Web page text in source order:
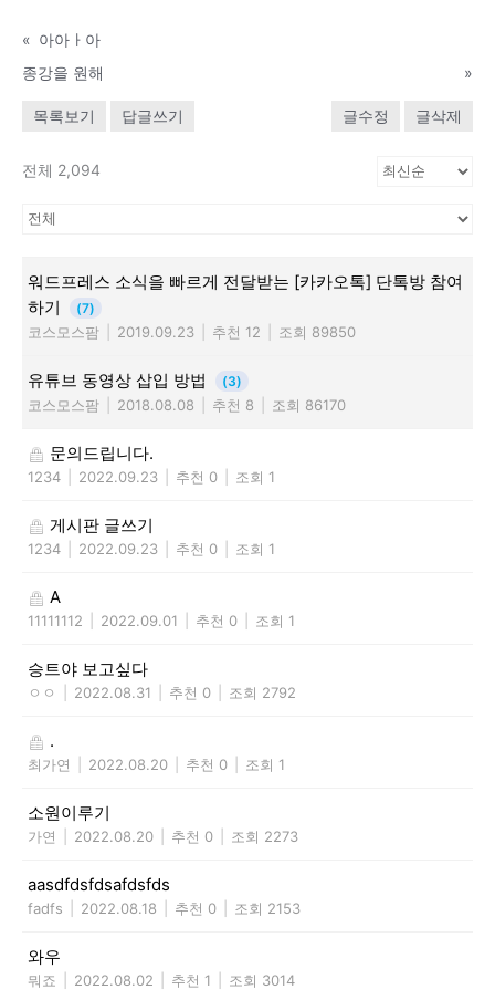
« 아아ㅏ아
종강을 원해
»
목록보기 답글쓰기 글수정 글삭제
전체 2,094
워드프레스 소식을 빠르게 전달받는 [카카오톡] 단톡방 참여
하기
(7)
코스모스팜 2019.09.23 추천 12 조회 89850
유튜브 동영상 삽입 방법 (3)
코스모스팜 2018.08.08 추천 8 조회 86170
문의드립니다.
1234 2022.09.23 추천 0 조회 1
게시판 글쓰기
1234 2022.09.23 추천 0 조회 1
A
11111112 2022.09.01 추천 0 조회 1
승트야 보고싶다
ㅇㅇ 2022.08.31 추천 0 조회 2792
.
최가연 2022.08.20 추천 0 조회 1
소원이루기
가연 2022.08.20 추천 0 조회 2273
aasdfdsfdsafdsfds
fadfs 2022.08.18 추천 0 조회 2153
와우
뭐죠 2022.08.02 추천 1 조회 3014